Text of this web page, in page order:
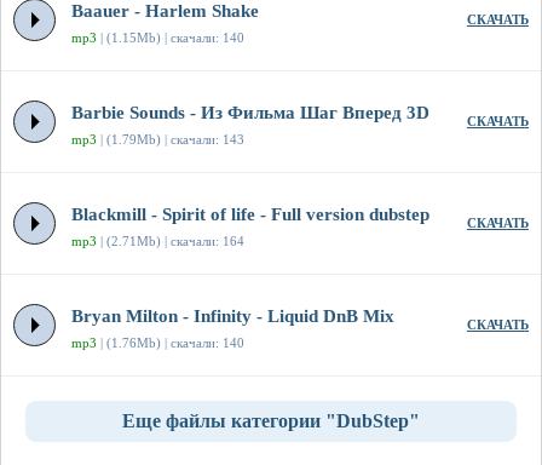
Baauer - Harlem Shake
mp3 | (1.15Mb) | скачали: 140
СКАЧАТЬ
Barbie Sounds - Из Фильма Шаг Вперед 3D
mp3 | (1.79Mb) | скачали: 143
СКАЧАТЬ
Blackmill - Spirit of life - Full version dubstep
mp3 | (2.71Mb) | скачали: 164
СКАЧАТЬ
Bryan Milton - Infinity - Liquid DnB Mix
mp3 | (1.76Mb) | скачали: 140
СКАЧАТЬ
Еще файлы категории "DubStep"